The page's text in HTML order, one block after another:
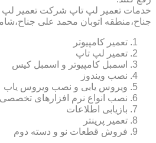
خدمات تعمیر لپ تاپ شرکت تعمیر لپ
جناح،منطقه اتوبان محمد علی
تعمیر کامپیوتر
تعمیر لپ تاپ
اسمبل کامپیوتر و اسمبل کیس
نصب ویندوز
ویروس یابی و نصب ویروس یاب
نصب انواع نرم افزارهای تخصصی
بازیابی اطلاعات
تعمیر پرینتر
فروش قطعات نو و دسته دوم